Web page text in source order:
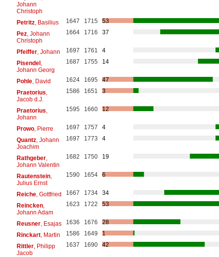
Johann
Christoph
Petritz, Basilius 1647 1715
53
Pez, Johann
Christoph
1664 1716 37
Pfeiffer, Johann 1697 1761
4
Pisendel,
Johann Georg
1687 1755 14
Pohle, David 1624 1695
47
Praetorius
Jacob d.J.
1586 1651 3
Praetorius
Johann
1595 1660 12
Prowo, Pierre 1697 1757
4
Quantz, Johann
Joachim
1697 1773 4
Rathgeber,
Johann Valentin
1682 1750 19
Rautenstein,
Julius Ernst
1590 1654 6
Reiche, Gottfried 1667 1734
34
Reincken,
Johann Adam
1623 1722 53
Reusner, Esajas 1636 1676
28
Rinckart, Martin 1586 1649
1
Rittler, Philipp
Jacob
1637 1690 42